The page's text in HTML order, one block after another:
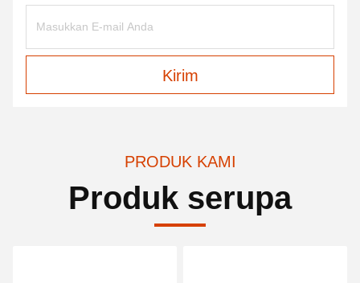
Kirim
PRODUK KAMI
Produk serupa